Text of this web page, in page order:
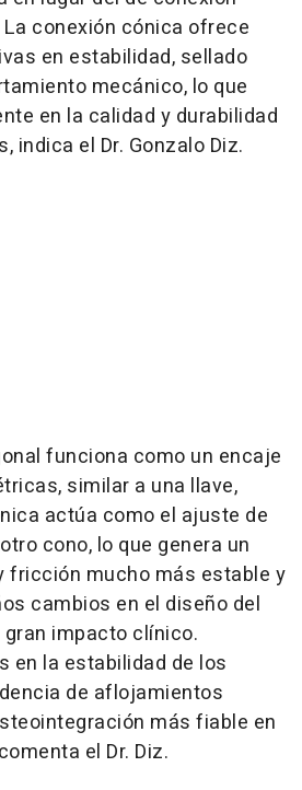
conexión cónica ofrece
en estabilidad, sellado
mecánico, lo que
en la calidad y durabilidad
indica el Dr. Gonzalo Diz.
funciona como un encaje
similar a una llave,
actúa como el ajuste de
cono, lo que genera un
fricción mucho más estable y
cambios en el diseño del
impacto clínico.
en la estabilidad de los
de aflojamientos
más fiable en
el Dr. Diz.